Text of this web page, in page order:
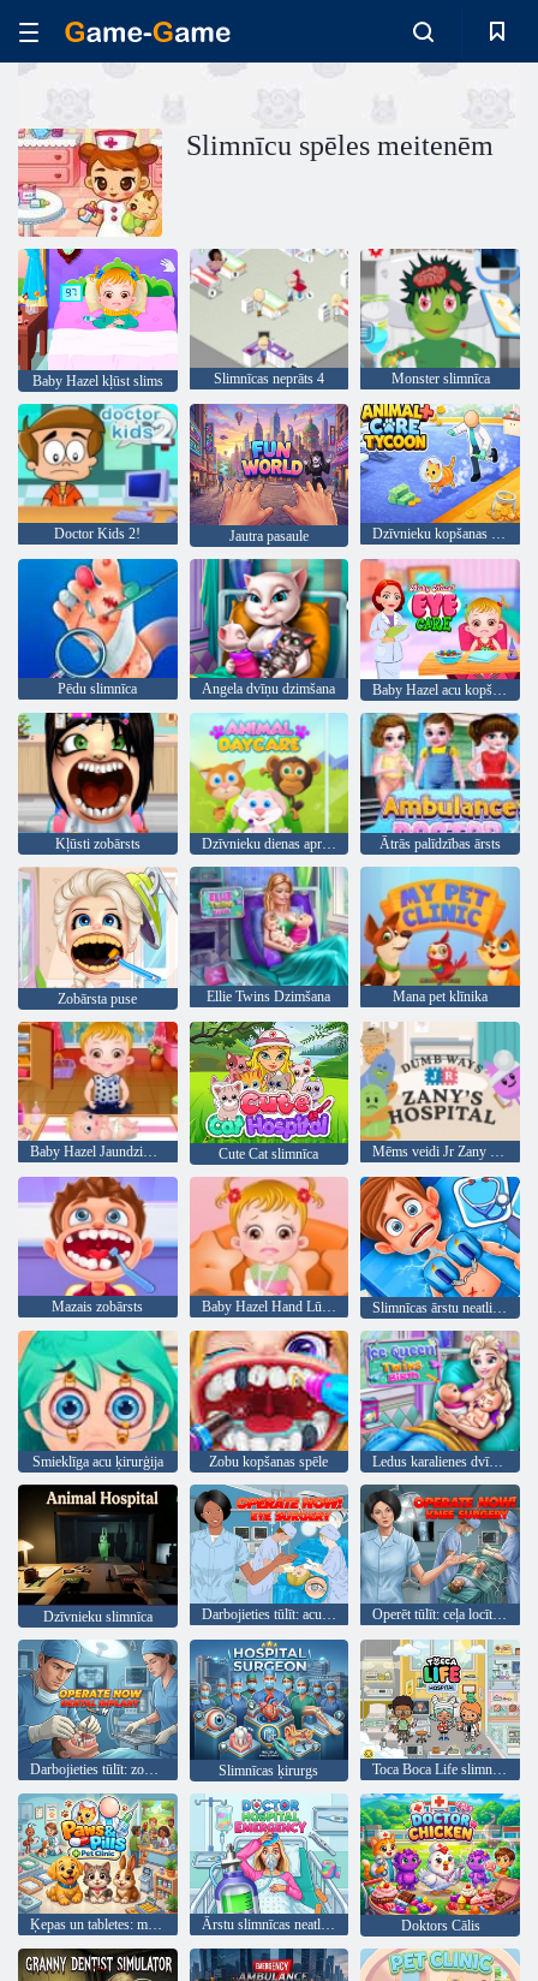
Slimnīcu spēles meitenēm
Baby Hazel kļūst slims Slimnīcas neprāts 4 Monster slimnīca
Doctor Kids 2! Jautra pasaule Dzīvnieku kopšanas magnāts
Pēdu slimnīca Angela dvīņu dzimšana Baby Hazel acu kopšana
Kļūsti zobārsts Dzīvnieku dienas aprūpe Ātrās palīdzības ārsts
Zobārsta puse Ellie Twins Dzimšana Mana pet klīnika
Baby Hazel Jaundzimušo Vakcinācija Cute Cat slimnīca Mēms veidi Jr Zany slimnīca
Mazais zobārsts Baby Hazel Hand Lūzums Slimnīcas ārstu neatliekamās palīdzības numurs
Smieklīga acu ķirurģija Zobu kopšanas spēle Ledus karalienes dvīņu dzimšana
Dzīvnieku slimnīca Darbojieties tūlīt: acu ķirurģija Operēt tūlīt: ceļa locītavas ķirurģija
Darbojieties tūlīt: zobu implants Slimnīcas ķirurgs Toca Boca Life slimnīca
Ķepas un tabletes: mājdzīvnieku klīnika Ārstu slimnīcas neatliekamā palīdzība Doktors Cālis